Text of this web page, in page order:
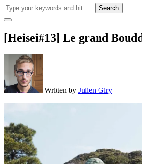
Toggle
&
[Heisei#13] Le grand
Written by Julien Giry